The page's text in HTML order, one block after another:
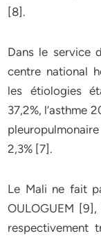
[8].
Dans le service
centre national
les étiologies
37,2%, l’asthme
2,3% [7].
Le Mali ne fait
OULOGUEM
respectivement